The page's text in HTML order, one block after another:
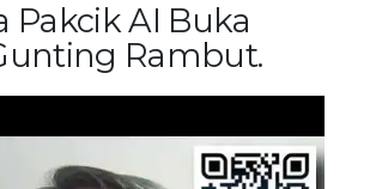
Pakcik AI Buka
Rambut.